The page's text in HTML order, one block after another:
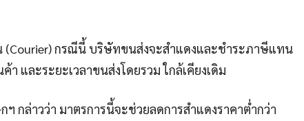
กรณีนี้ บริษัทขนส่งจะสำแดงและชำระภาษีแทน
และระยะเวลาขนส่งโดยรวม ใกล้เคียงเดิม
กล่าวว่า มาตรการนี้จะช่วยลดการสำแดงราคาต่ำกว่า